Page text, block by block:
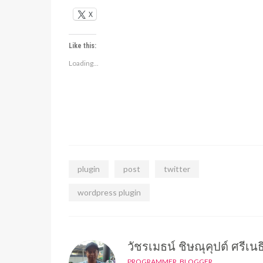
X
Like this:
Loading...
plugin post twitter
wordpress plugin
วัชรเมธน์ ชิษณุคุปต์ ศรีเน